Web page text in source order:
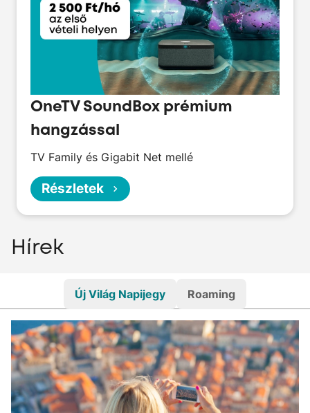
OneTV SoundBox prémium
hangzással
TV Family és Gigabit Net mellé
Részletek
Hírek
Új Világ Napijegy Roaming